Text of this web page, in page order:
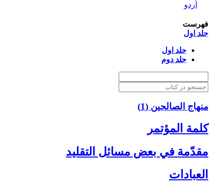
اُردو
فهرست
جلد اول
جلد اول
جلد دوم
منهاج الصالحین (1)
كلمة المؤتمر
مقدّمة في بعض مسائل التقليد
العبادات‏